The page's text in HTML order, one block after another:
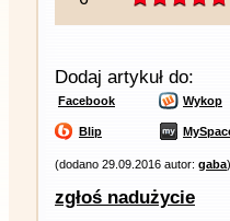
Dodaj artykuł do:
Facebook Wykop
Blip
(dodano 29.09.2016 autor: gaba)
zgłoś nadużycie